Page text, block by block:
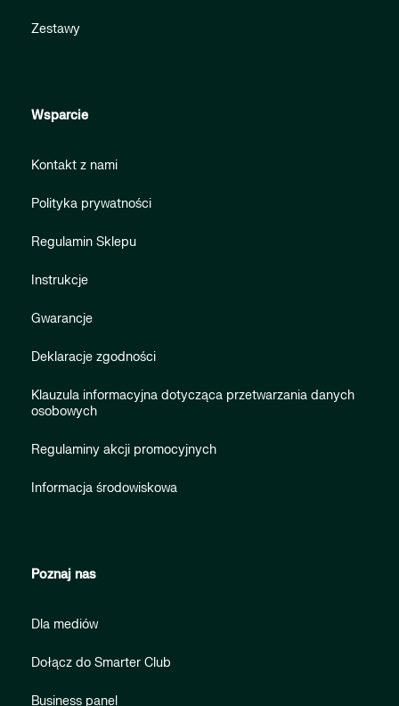
Zestawy
Wsparcie
Kontakt z nami
Polityka prywatności
Regulamin Sklepu
Instrukcje
Gwarancje
Deklaracje zgodności
Klauzula informacyjna dotycząca przetwarzania danych
osobowych
Regulaminy akcji promocyjnych
Informacja środowiskowa
Poznaj nas
Dla mediów
Dołącz do Smarter Club
Business panel